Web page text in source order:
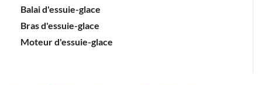
Balai d'essuie-glace
Bras d'essuie-glace
Moteur d'essuie-glace